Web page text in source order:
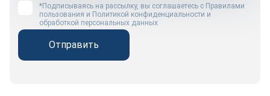
*Подписываясь на рассылку, вы соглашаетесь с Правилами
пользования и Политикой конфиденциальности и
обработкой персональных данных
Отправить